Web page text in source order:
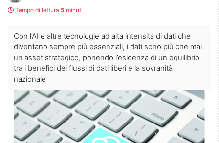
Tempo di lettura 5 minuti
Con l’AI e altre tecnologie ad alta intensità di dati che
diventano sempre più essenziali, i dati sono più che mai
un asset strategico, ponendo l’esigenza di un equilibrio
tra i benefici dei flussi di dati liberi e la sovranità
nazionale